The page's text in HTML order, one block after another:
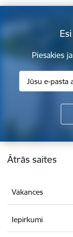
Piesakies
Kājene
Ātrās saites
Vakances
Iepirkumi